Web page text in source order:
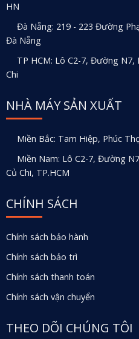
HN
Đà Nẵng: 219 - 223 Đường
Đà Nẵng
TP HCM: Lô C2-7, Đường N7,
Chi
NHÀ MÁY SẢN XUẤT
Miền Bắc: Tam Hiệp, Phúc
Miền Nam: Lô C2-7, Đường
Củ Chi, TP.HCM
CHÍNH SÁCH
Chính sách bảo hành
Chính sách bảo trì
Chính sách thanh toán
Chính sách vận chuyển
THEO DÕI CHÚNG TÔI